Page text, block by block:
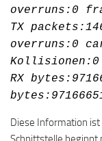
overruns:0
TX
overruns:0
Kollisionen:0
RX
Diese Information ist